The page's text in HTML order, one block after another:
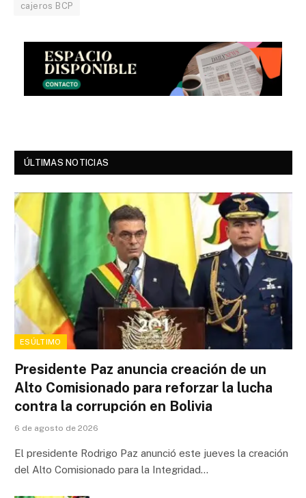
cajeros BCP
ÚLTIMAS NOTICIAS
ESÚLTIMO
Presidente Paz anuncia creación de un
Alto Comisionado para reforzar la lucha
contra la corrupción en Bolivia
6 de agosto de 2026
El presidente Rodrigo Paz anunció este jueves la creación
del Alto Comisionado para la Integridad…